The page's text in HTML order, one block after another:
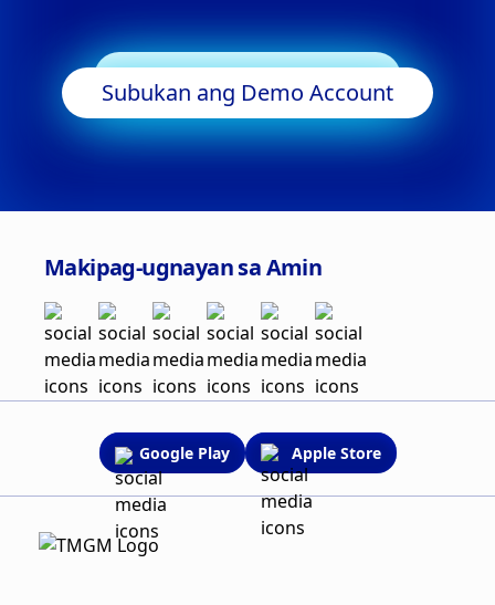
Simulan ang Trading
Subukan ang Demo Account
Makipag-ugnayan sa Amin
Google Play Apple Store